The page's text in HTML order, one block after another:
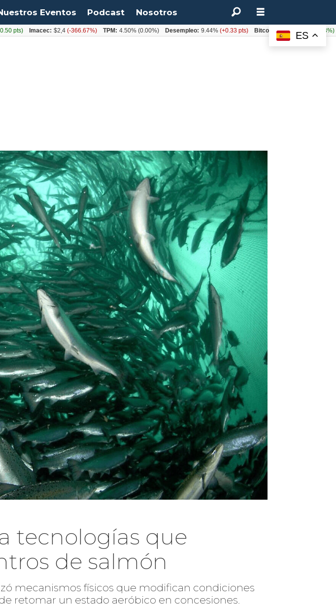
Eventos Podcast Nosotros
tecnologías que
de salmón
mecanismos físicos que modifican condiciones
retomar un estado aeróbico en concesiones.
ES
Imacec: $2,4(-366.67%) TPM: 4.50%(0.00%) Desempleo: 9.44%(+0.33 pts) Bitcoin: $64.600,08(+2.93%) UF: